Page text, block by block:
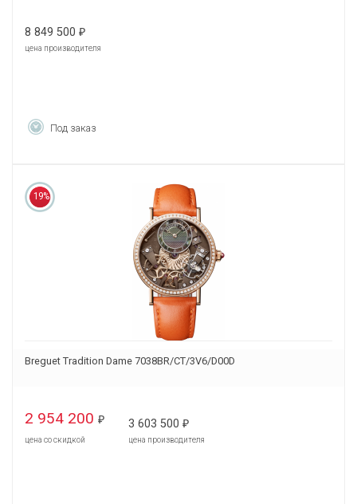
8 849 500 ₽
цена производителя
Под заказ
19%
Breguet Tradition Dame 7038BR/CT/3V6/D00D
2 954 200 ₽
цена со скидкой
3 603 500 ₽
цена производителя